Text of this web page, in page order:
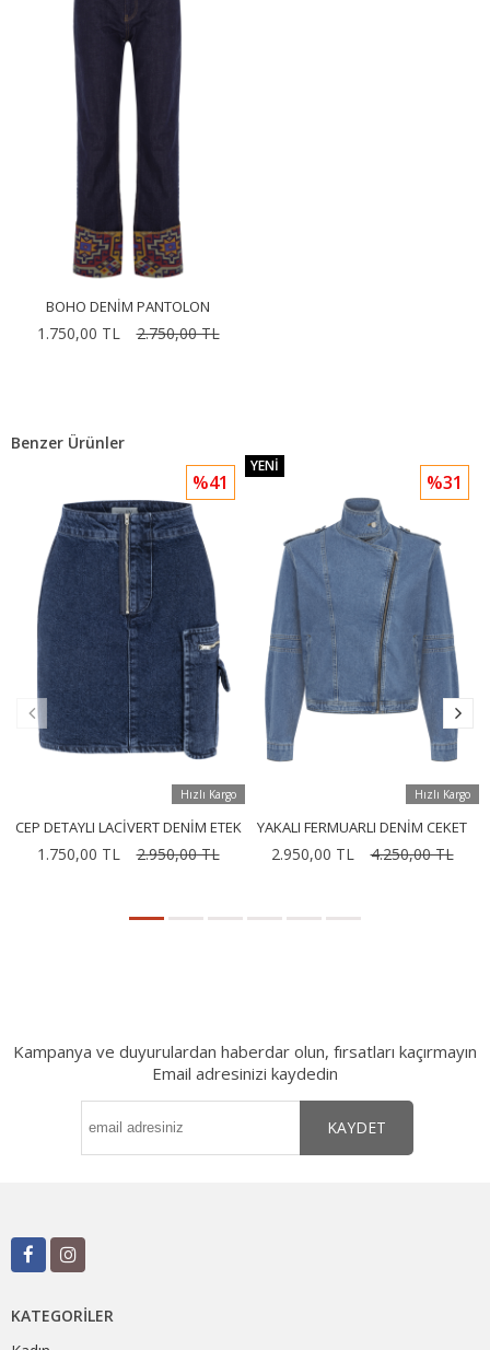
BOHO DENIM PANTOLON
1.750,00 TL 2.750,00 TL
Benzer Ürünler
Hızlı Kargo
CEP DETAYLI LACIVERT DENIM ETEK
1.750,00 TL 2.950,00 TL
%41
Hızlı Kargo
YAKALI FERMUARLI DENIM CEKET
2.950,00 TL 4.250,00 TL
%31
YENI
Kampanya ve duyurulardan haberdar olun, fırsatları kaçırmayın
Email adresinizi kaydedin
KAYDET
KATEGORILER